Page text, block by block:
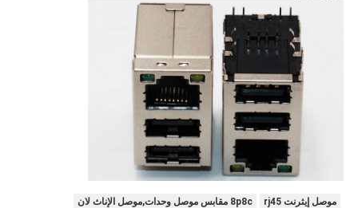
موصل إيثرنت rj45
8p8c مقابس موصل وحدات,موصل الإناث لان